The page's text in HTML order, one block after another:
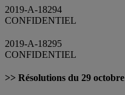
2019-A-18294
CONFIDENTIEL
2019-A-18295
CONFIDENTIEL
>> Résolutions du 29 octobre